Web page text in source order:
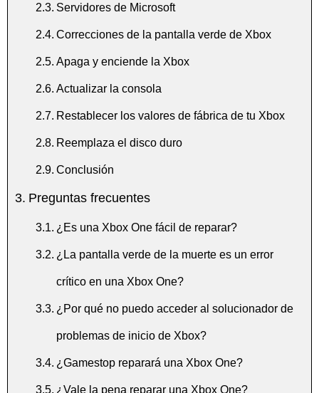
Servidores de Microsoft
Correcciones de la pantalla verde de Xbox
Apaga y enciende la Xbox
Actualizar la consola
Restablecer los valores de fábrica de tu Xbox
Reemplaza el disco duro
Conclusión
Preguntas frecuentes
¿Es una Xbox One fácil de reparar?
¿La pantalla verde de la muerte es un error
crítico en una Xbox One?
¿Por qué no puedo acceder al solucionador de
problemas de inicio de Xbox?
¿Gamestop reparará una Xbox One?
¿Vale la pena reparar una Xbox One?